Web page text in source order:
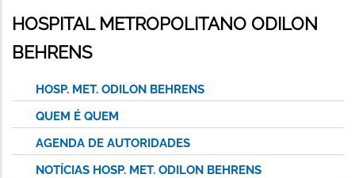
HOSPITAL METROPOLITANO ODILON
BEHRENS
HOSP. MET. ODILON BEHRENS
QUEM É QUEM
AGENDA DE AUTORIDADES
NOTÍCIAS HOSP. MET. ODILON BEHRENS